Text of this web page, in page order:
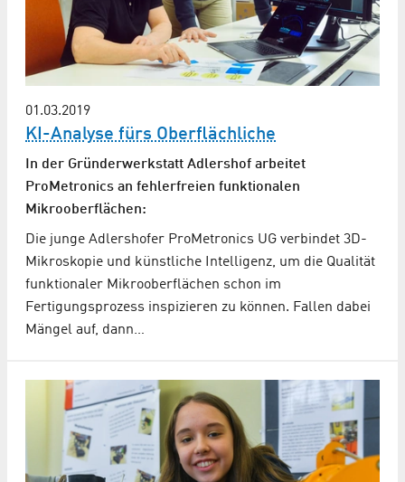
01.03.2019
KI-Analyse fürs Oberflächliche
In der Gründerwerkstatt Adlershof arbeitet
ProMetronics an fehlerfreien funktionalen
Mikrooberflächen:
Die junge Adlershofer ProMetronics UG verbindet 3D-
Mikroskopie und künstliche Intelligenz, um die Qualität
funktionaler Mikrooberflächen schon im
Fertigungsprozess inspizieren zu können. Fallen dabei
Mängel auf, dann…